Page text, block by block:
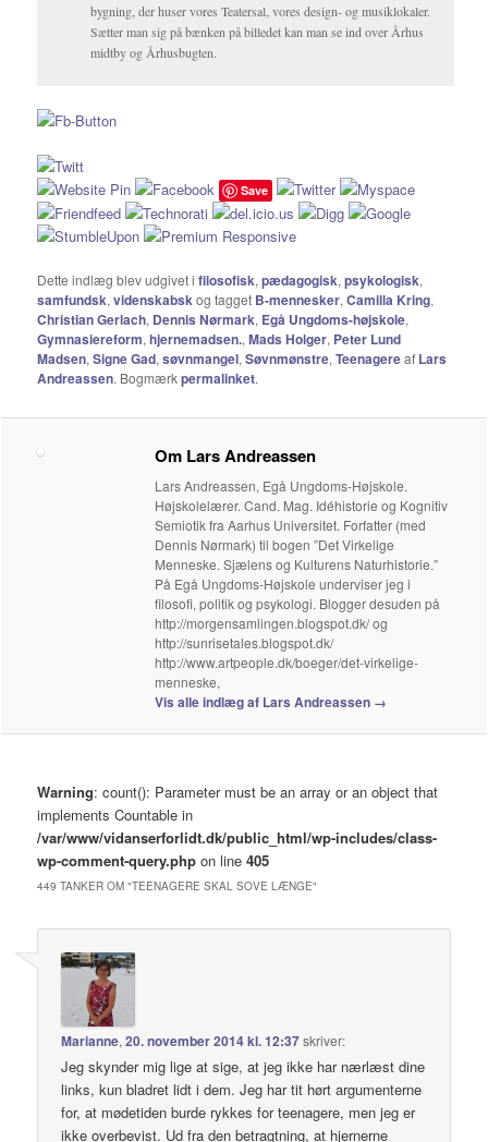
bygning, der huser vores Teatersal, vores design- og musiklokaler.
Sætter man sig på bænken på billedet kan man se ind over Århus
midtby og Århusbugten.
Save
Dette indlæg blev udgivet ifilosofisk,pædagogisk,psykologisk,
samfundsk,videnskabskog tagget B-mennesker,Camilla Kring,
Christian Gerlach, Dennis Nørmark, Egå Ungdoms-højskole,
Gymnasiereform,hjernemadsen.,Mads Holger, Peter Lund
Madsen,Signe Gad,søvnmangel,Søvnmønstre,Teenagereaf Lars
Andreassen. Bogmærkpermalinket.
Om Lars Andreassen
Lars Andreassen, Egå Ungdoms-Højskole.
Højskolelærer. Cand. Mag. Idéhistorie og Kognitiv
Semiotik fra Aarhus Universitet. Forfatter (med
Dennis Nørmark) til bogen ”Det Virkelige
Menneske. Sjælens og Kulturens Naturhistorie.”
På Egå Ungdoms-Højskole underviser jeg i
filosofi, politik og psykologi. Blogger desuden på
http://morgensamlingen.blogspot.dk/ og
http://sunrisetales.blogspot.dk/
http://www.artpeople.dk/boeger/det-virkelige-
menneske,
Vis alle indlæg af Lars Andreassen →
Warning: count(): Parameter must be an array or an object that
implements Countable in
/var/www/vidanserforlidt.dk/public_html/wp-includes/class-
wp-comment-query.php on line405
449 TANKER OM "TEENAGERE SKAL SOVE LÆNGE"
Marianne,20. november 2014 kl. 12:37skriver:
Jeg skynder mig lige at sige, at jeg ikke har nærlæst dine
links, kun bladret lidt i dem. Jeg har tit hørt argumenterne
for, at mødetiden burde rykkes for teenagere, men jeg er
ikke overbevist. Ud fra den betragtning, at hjernerne